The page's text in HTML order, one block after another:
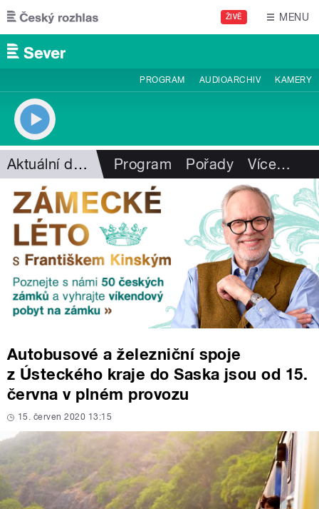
Přejít k hlavnímu obsahu
ŽIVĚ MENU
PROGRAM AUDIOARCHIV KAMERY
Aktuální dění Program Pořady Více…
Autobusové a železniční spoje
z Ústeckého kraje do Saska jsou od 15.
června v plném provozu
15. červen 2020 13:15